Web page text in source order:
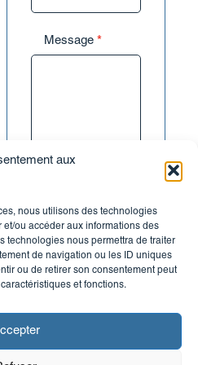
aux
nous utilisons des technologies
ou accéder aux informations des
technologies nous permettra de traiter
de navigation ou les ID uniques
ou de retirer son consentement peut
et fonctions.
Message *
bien à vendre ?
Je ne souhaite
pas recevoir de
biens similaires, ni
de conseils liés à ma
immobilière